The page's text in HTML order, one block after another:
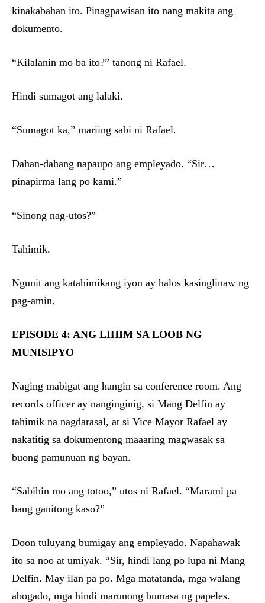
kinakabahan ito. Pinagpawisan ito nang makita ang
dokumento.
“Kilalanin mo ba ito?” tanong ni Rafael.
Hindi sumagot ang lalaki.
“Sumagot ka,” mariing sabi ni Rafael.
Dahan-dahang napaupo ang empleyado. “Sir…
pinapirma lang po kami.”
“Sinong nag-utos?”
Tahimik.
Ngunit ang katahimikang iyon ay halos kasinglinaw ng
pag-amin.
EPISODE 4: ANG LIHIM SA LOOB NG
MUNISIPYO
Naging mabigat ang hangin sa conference room. Ang
records officer ay nanginginig, si Mang Delfin ay
tahimik na nagdarasal, at si Vice Mayor Rafael ay
nakatitig sa dokumentong maaaring magwasak sa
buong pamunuan ng bayan.
“Sabihin mo ang totoo,” utos ni Rafael. “Marami pa
bang ganitong kaso?”
Doon tuluyang bumigay ang empleyado. Napahawak
ito sa noo at umiyak. “Sir, hindi lang po lupa ni Mang
Delfin. May ilan pa po. Mga matatanda, mga walang
abogado, mga hindi marunong bumasa ng papeles.